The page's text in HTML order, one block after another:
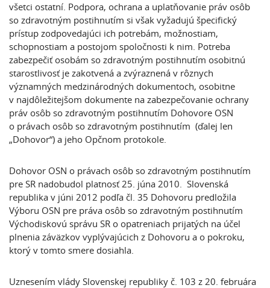
všetci ostatní. Podpora, ochrana a uplatňovanie práv osôb
so zdravotným postihnutím si však vyžadujú špecifický
prístup zodpovedajúci ich potrebám, možnostiam,
schopnostiam a postojom spoločnosti k nim. Potreba
zabezpečiť osobám so zdravotným postihnutím osobitnú
starostlivosť je zakotvená a zvýraznená v rôznych
významných medzinárodných dokumentoch, osobitne
v najdôležitejšom dokumente na zabezpečovanie ochrany
práv osôb so zdravotným postihnutím Dohovore OSN
o právach osôb so zdravotným postihnutím (ďalej len
„Dohovor“) a jeho Opčnom protokole.
Dohovor OSN o právach osôb so zdravotným postihnutím
pre SR nadobudol platnosť 25. júna 2010. Slovenská
republika v júni 2012 podľa čl. 35 Dohovoru predložila
Výboru OSN pre práva osôb so zdravotným postihnutím
Východiskovú správu SR o opatreniach prijatých na účel
plnenia záväzkov vyplývajúcich z Dohovoru a o pokroku,
ktorý v tomto smere dosiahla.
Uznesením vlády Slovenskej republiky č. 103 z 20. februára